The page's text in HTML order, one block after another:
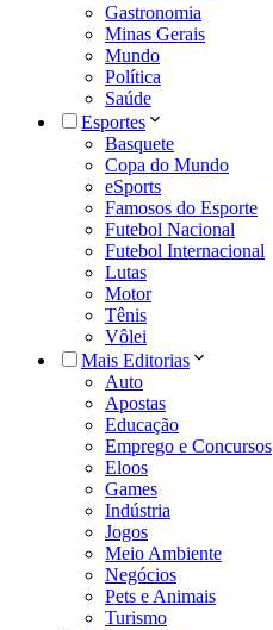
Gastronomia
Minas Gerais
Mundo
Política
Saúde
Esportes
Basquete
Copa do Mundo
eSports
Famosos do Esporte
Futebol Nacional
Futebol Internacional
Lutas
Motor
Tênis
Vôlei
Mais Editorias
Auto
Apostas
Educação
Emprego e Concursos
Eloos
Games
Indústria
Jogos
Meio Ambiente
Negócios
Pets e Animais
Turismo